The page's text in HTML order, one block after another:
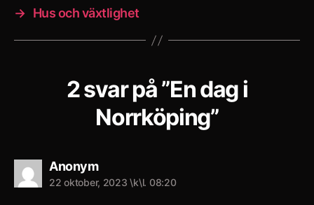
→ Hus och växtlighet
2 svar på ”En dag i
Norrköping”
Anonymsäger:
22 oktober, 2023 \k\l. 08:20